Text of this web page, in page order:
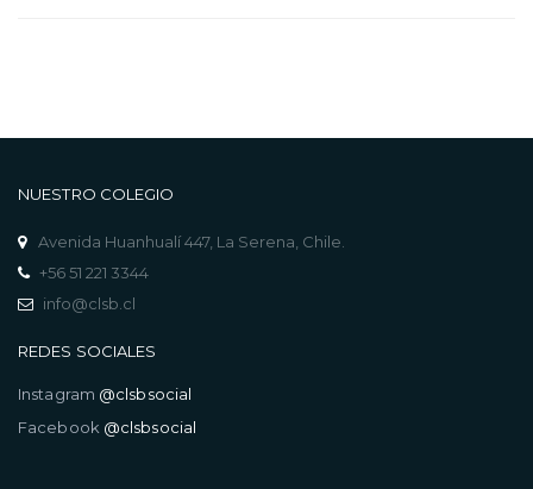
NUESTRO COLEGIO
Avenida Huanhualí 447, La Serena, Chile.
+56 51 221 3344
info@clsb.cl
REDES SOCIALES
Instagram @clsbsocial
Facebook @clsbsocial